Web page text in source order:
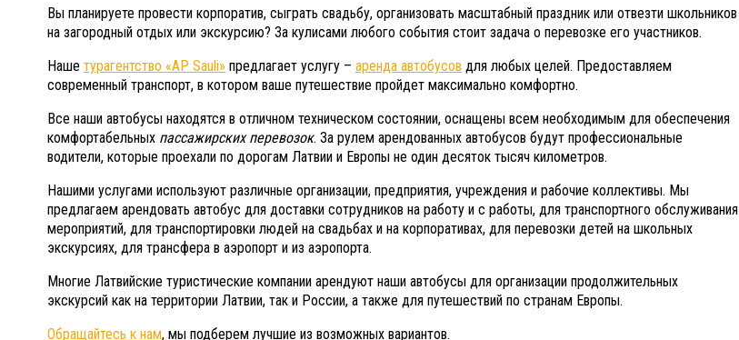
Вы планируете провести корпоратив, сыграть свадьбу, организовать масштабный праздник или отвезти школьников
на загородный отдых или экскурсию? За кулисами любого события стоит задача о перевозке его участников.
Наше турагентство «AP Sauli» предлагает услугу – аренда автобусов для любых целей. Предоставляем
современный транспорт, в котором ваше путешествие пройдет максимально комфортно.
Все наши автобусы находятся в отличном техническом состоянии, оснащены всем необходимым для обеспечения
комфортабельных пассажирских перевозок. За рулем арендованных автобусов будут профессиональные
водители, которые проехали по дорогам Латвии и Европы не один десяток тысяч километров.
Нашими услугами используют различные организации, предприятия, учреждения и рабочие коллективы. Мы
предлагаем арендовать автобус для доставки сотрудников на работу и с работы, для транспортного обслуживания
мероприятий, для транспортировки людей на свадьбах и на корпоративах, для перевозки детей на школьных
экскурсиях, для трансфера в аэропорт и из аэропорта.
Многие Латвийские туристические компании арендуют наши автобусы для организации продолжительных
экскурсий как на территории Латвии, так и России, а также для путешествий по странам Европы.
Обращайтесь к нам, мы подберем лучшие из возможных вариантов.